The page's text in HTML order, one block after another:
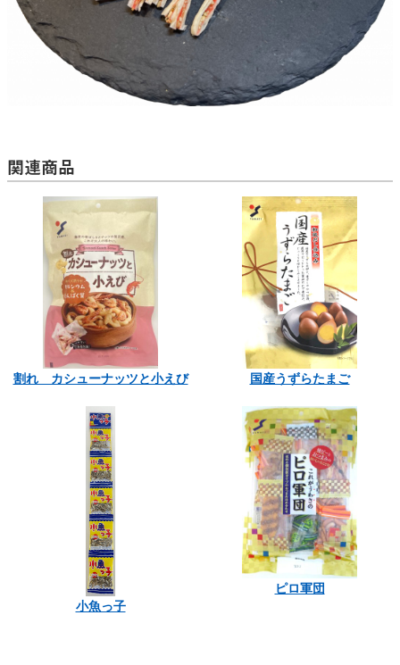
関連商品
割れ カシューナッツと小えび 国産うずらたまご
小魚っ子
ピロ軍団